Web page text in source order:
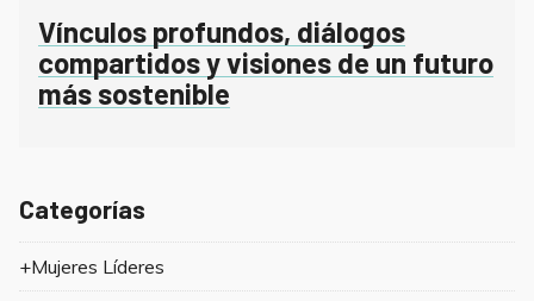
Vínculos profundos, diálogos
compartidos y visiones de un futuro
más sostenible
Categorías
+Mujeres Líderes